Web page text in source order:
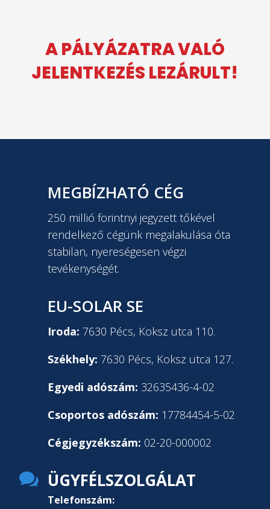
A PÁLYÁZATRA VALÓ
JELENTKEZÉS LEZÁRULT!
MEGBÍZHATÓ CÉG
250 millió forintnyi jegyzett tőkével
rendelkező cégünk megalakulása óta
stabilan, nyereségesen végzi
tevékenységét.
EU-SOLAR SE
Iroda: 7630 Pécs, Koksz utca 110.
Székhely: 7630 Pécs, Koksz utca 127.
Egyedi adószám: 32635436-4-02
Csoportos adószám: 17784454-5-02
Cégjegyzékszám: 02-20-000002
 ÜGYFÉLSZOLGÁLAT
Telefonszám: